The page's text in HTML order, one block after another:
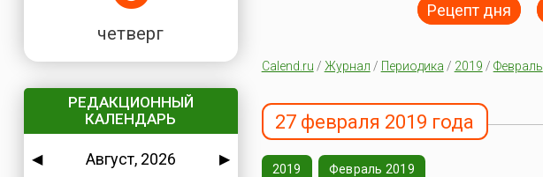
четверг
РЕДАКЦИОННЫЙ
КАЛЕНДАРЬ
◀ Август, 2026
▶
Рецепт дня
Calend.ru / Журнал / Периодика / 2019 / Февраль
27 февраля 2019 года
2019 Февраль 2019